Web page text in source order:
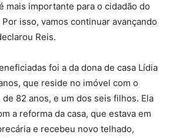
mais importante para o cidadão do
isso, vamos continuar avançando
Reis.
foi a da dona de casa Lídia
que reside no imóvel com o
82 anos, e um dos seis filhos. Ela
a reforma da casa, que estava em
e recebeu novo telhado,